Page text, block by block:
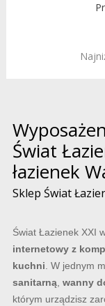
Świat
łazienek
Sklep Świat
Świat Łazienek XXI
internetowy z
kuchni. W jednym
sanitarną, wanny
którym urządzisz